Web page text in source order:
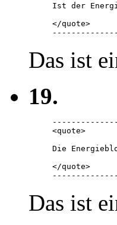
Ist der
</quote>
Das ist
19.
<quote>
Die
</quote>
Das ist